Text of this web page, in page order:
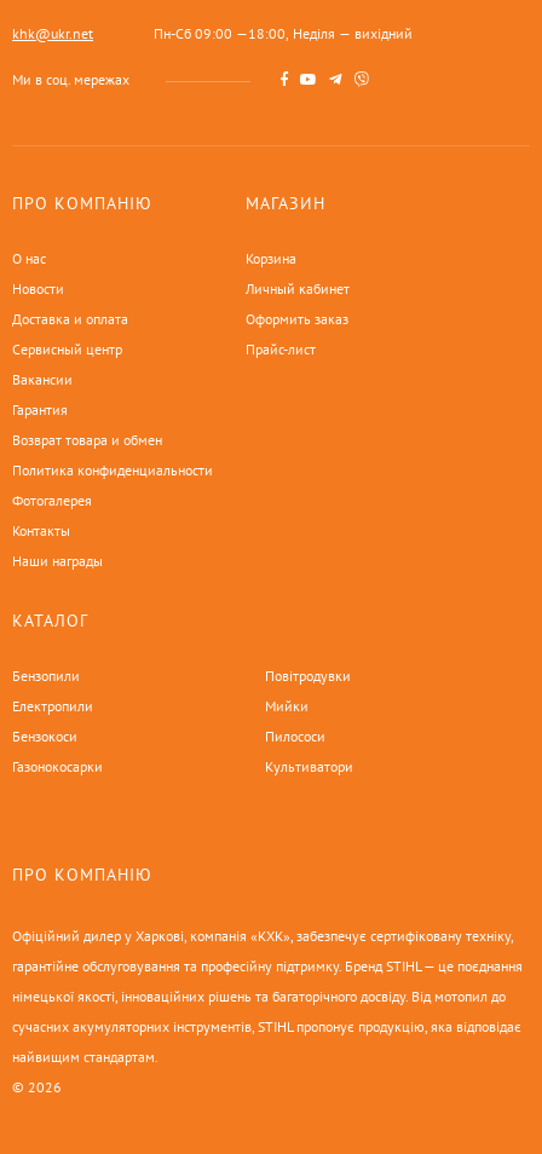
khk@ukr.net Пн-Сб 09:00 —18:00, Неділя — вихідний
Ми в соц. мережах
ПРО КОМПАНІЮ
О нас
Новости
Доставка и оплата
Сервисный центр
Вакансии
Гарантия
Возврат товара и обмен
Политика конфиденциальности
Фотогалерея
Контакты
Наши награды
МАГАЗИН
Корзина
Личный кабинет
Оформить заказ
Прайс-лист
КАТАЛОГ
Бензопили
Електропили
Бензокоси
Газонокосарки
Повітродувки
Мийки
Пилососи
Культиватори
ПРО КОМПАНІЮ
Офіційний дилер у Харкові, компанія «КХК», забезпечує сертифіковану техніку,
гарантійне обслуговування та професійну підтримку. Бренд STIHL — це поєднання
німецької якості, інноваційних рішень та багаторічного досвіду. Від мотопил до
сучасних акумуляторних інструментів, STIHL пропонує продукцію, яка відповідає
найвищим стандартам.
© 2026